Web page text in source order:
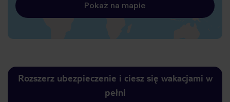
Pokaż na mapie
Rozszerz ubezpieczenie i ciesz się wakacjami w
pełni